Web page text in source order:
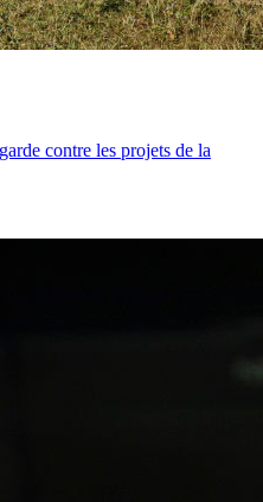
contre les projets de la